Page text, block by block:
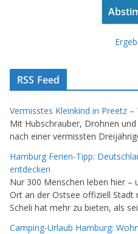
RSS Feed
Vermisstes Kleinkind in Preetz
Mit Hubschrauber, Drohnen
nach einer vermissten
Hamburg Ferien-Tipp:
entdecken
Nur 300 Menschen leben hier –
Ort an der Ostsee offiziell Stadt
Scheli hat mehr zu bieten, als
Camping-Urlaub Hamburg: